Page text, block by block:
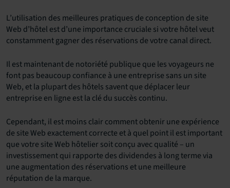
L’utilisation des meilleures pratiques de conception de site
Web d’hôtel est d’une importance cruciale si votre hôtel veut
constamment gagner des réservations de votre canal direct.
Il est maintenant de notoriété publique que les voyageurs ne
font pas beaucoup confiance à une entreprise sans un site
Web, et la plupart des hôtels savent que déplacer leur
entreprise en ligne est la clé du succès continu.
Cependant, il est moins clair comment obtenir une expérience
de site Web exactement correcte et à quel point il est important
que votre site Web hôtelier soit conçu avec qualité – un
investissement qui rapporte des dividendes à long terme via
une augmentation des réservations et une meilleure
réputation de la marque.